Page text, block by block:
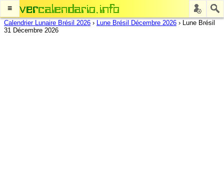
≡
Calendrier Lunaire Brésil 2026 › Lune Brésil Décembre 2026 › Lune Brésil
31 Décembre 2026